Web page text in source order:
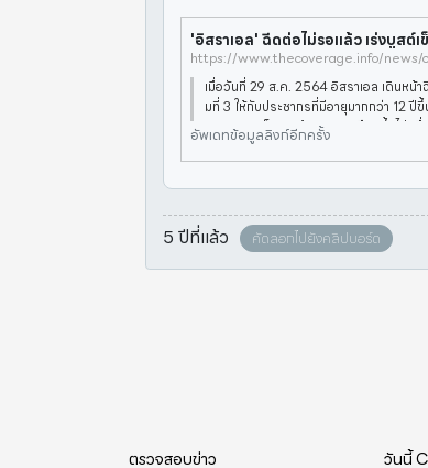
https://www.thecoverage.info/news/
เมื่อวันที่ 29 ส.ค. 2564 อิสราเอล เดินหน้
มที่ 3 ให้กับประชากรที่มีอายุมากกว่า 12 ปี
วิดครบ 2 เข็มมาแล้ว นาน 5 เดือนขึ้นไป เพื่
อัพเดทข้อมูลลิงก์อีกครั้ง
5 ปีที่แล้ว คัดลอกไปยังคลิปบอร์ด
ตรวจสอบข่าว วันนี้